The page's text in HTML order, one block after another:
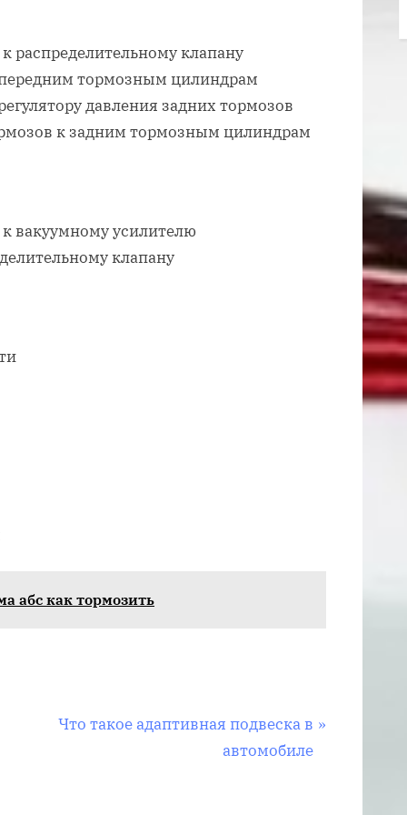
распределительному клапану
передним тормозным цилиндрам
давления задних тормозов
к задним тормозным цилиндрам
вакуумному усилителю
клапану
абс как тормозить
С
Что такое адаптивная подвеска в
автомобиле